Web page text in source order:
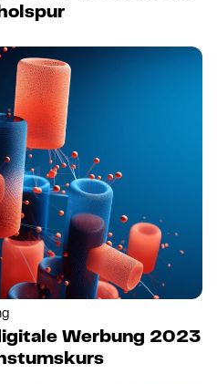
Werbung 2023